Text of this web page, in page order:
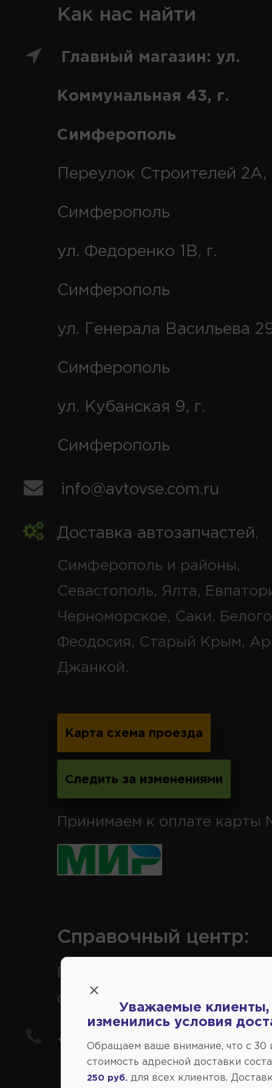
Как нас найти
Главный магазин: ул.
Коммунальная 43, г.
Симферополь
Переулок Строителей 2А,
Симферополь
ул. Федоренко 1В, г.
Симферополь
ул. Генерала Васильева
Симферополь
ул. Кубанская 9, г.
Симферополь
info@avtovse.com.ru
Доставка автозапчастей,
Симферополь и районы,
Севастополь, Ялта,
Черноморское, Саки,
Феодосия, Старый Крым,
Джанкой.
Карта схема проезда
Следить за изменениями
Принимаем к оплате карты
Справочный центр:
отечественные авто
+7(978) 206-206-5
Уважаемые клиенты,
изменились условия
Обращаем ваше внимание, что c 30
стоимость адресной доставки
250 руб.
для всех клиентов.